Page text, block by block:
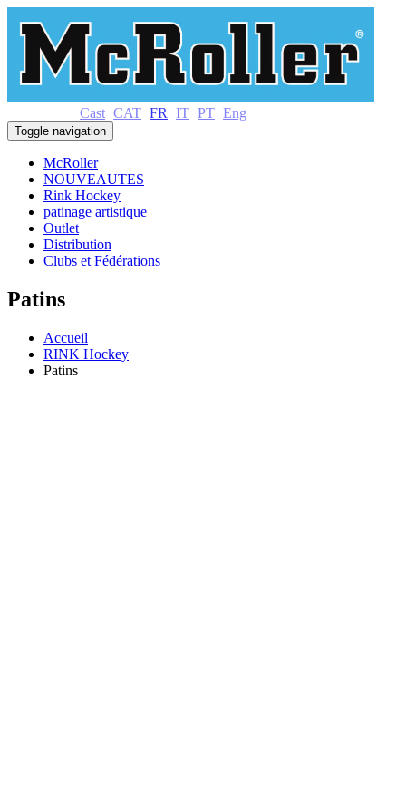
Cast CAT FR IT PT Eng
Toggle navigation
McRoller
NOUVEAUTES
Rink Hockey
patinage artistique
Outlet
Distribution
Clubs et Fédérations
Patins
Accueil
RINK Hockey
Patins